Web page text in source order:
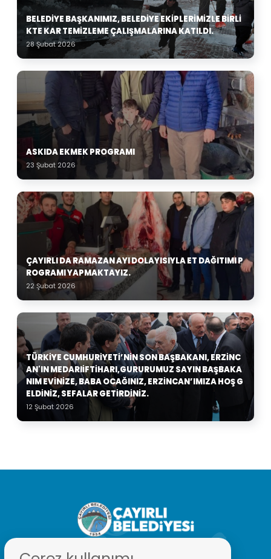
BELEDIYE BAŞKANIMIZ, BELEDIYE EKIPLERIMIZLE BIRLI
KTE KAR TEMIZLEME ÇALIŞMALARINA KATILDI.
28 Şubat 2026
ASKIDA EKMEK PROGRAMI
23 Şubat 2026
ÇAYIRLI DA RAMAZAN AYI DOLAYISIYLA ET DAĞITIMI P
ROGRAMI YAPMAKTAYIZ.
22 Şubat 2026
TÜRKIYE CUMHURIYETI’NIN SON BAŞBAKANI, ERZINC
AN'IN MEDARIIFTIHARI,GURURUMUZ SAYIN BAŞBAKA
NIM EVINIZE, BABA OCAĞINIZ, ERZINCAN’IMIZA HOŞ G
ELDINIZ, SEFALAR GETIRDINIZ.
12 Şubat 2026